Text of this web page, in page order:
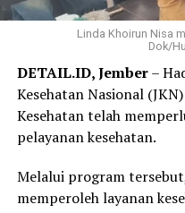
Menurutnya, proses
mengharuskannya
membuat layanan
diakses.
“Saya langsung
Aplikasi Mobile JKN dan
skema cicilan yang
karena saya bisa
Linda Khoirun Nisa
Dok/
DETAIL.ID, Jember–
Kesehatan Nasional
Kesehatan telah
pelayanan kesehatan.
Melalui program
memperoleh layanan